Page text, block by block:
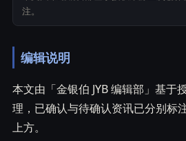
注。
编辑说明
本文由「金银伯 JYB 编辑部」基于
理，已确认与待确认资讯已分别标
上方。